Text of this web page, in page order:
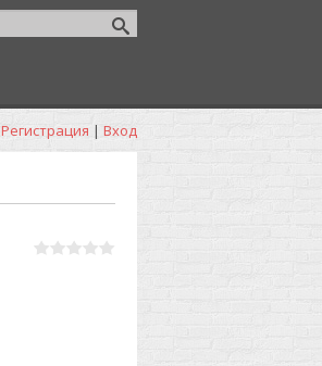
Регистрация | Вход